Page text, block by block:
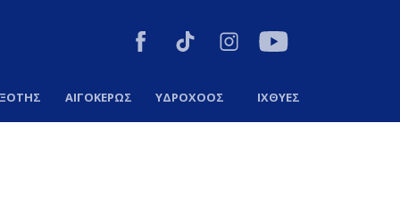
ΑΙΓΟΚΕΡΩΣ ΥΔΡΟΧΟΟΣ ΙΧΘΥΕΣ